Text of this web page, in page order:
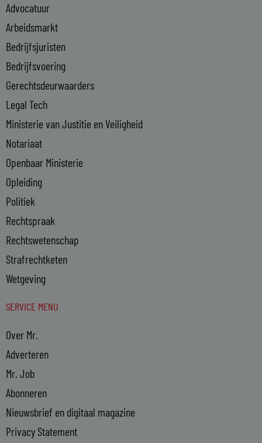
d
i
n
-
i
n
Advocatuur
Arbeidsmarkt
Bedrijfsjuristen
Bedrijfsvoering
Gerechtsdeurwaarders
Legal Tech
Ministerie van Justitie en Veiligheid
Notariaat
Openbaar Ministerie
Opleiding
Politiek
Rechtspraak
Rechtswetenschap
Strafrechtketen
Wetgeving
SERVICE MENU
Over Mr.
Adverteren
Mr. Job
Abonneren
Nieuwsbrief en digitaal magazine
Privacy Statement